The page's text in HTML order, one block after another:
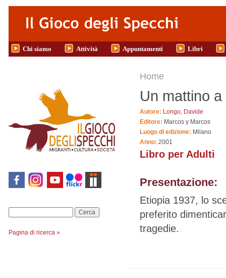
Salta al contenuto principale
Chi siamo Attività Appuntamenti Libri
Pagina di ricerca »
Tu sei qui
Home
Un mattino
Autore: Longo, Davide
Editore: Marcos y Marcos
Luogo di edizione: Milano
Anno: 2001
Libro per Adulti
Presentazione:
Etiopia 1937, lo
preferito
tragedie.